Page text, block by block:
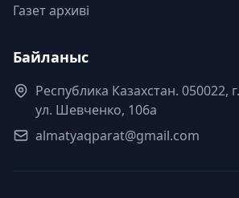
Газет архиві
Байланыс
Республика Казахстан. 050022,
ул. Шевченко, 106а
almatyaqparat@gmail.com